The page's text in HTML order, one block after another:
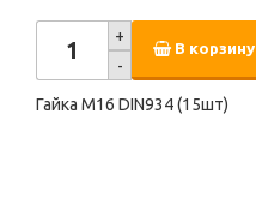
+
-
В корзину
Гайка М16 DIN934 (15шт)